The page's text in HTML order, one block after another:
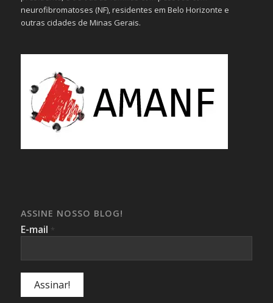
neurofibromatoses (NF), residentes em Belo Horizonte e
outras cidades de Minas Gerais.
ASSINE NOSSO BLOG!
E-mail *